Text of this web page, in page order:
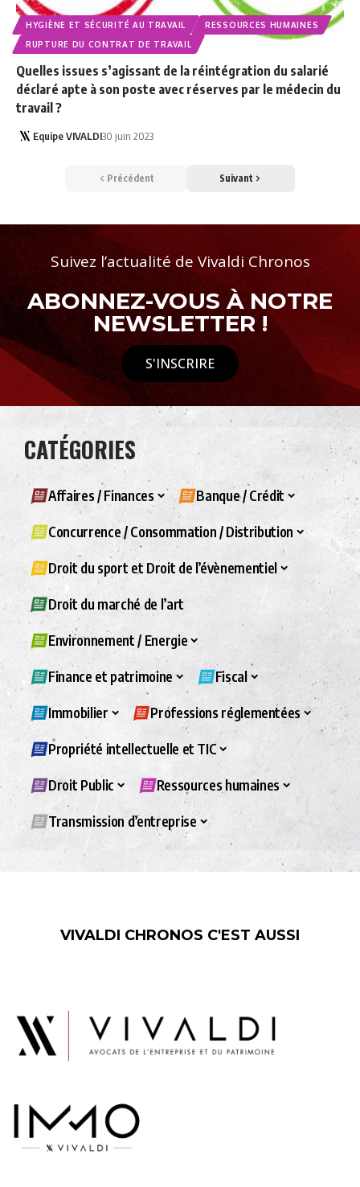
HYGIÈNE ET SÉCURITÉ AU TRAVAIL
RESSOURCES HUMAINES
RUPTURE DU CONTRAT DE TRAVAIL
Quelles issues s’agissant de la réintégration du salarié
déclaré apte à son poste avec réserves par le médecin du
travail ?
Equipe VIVALDI30 juin 2023
Précédent Suivant
Suivez l’actualité de Vivaldi Chronos
ABONNEZ-VOUS À NOTRE
NEWSLETTER !
S'INSCRIRE
CATÉGORIES
Affaires / Finances Banque / Crédit
Concurrence / Consommation / Distribution
Droit du sport et Droit de l’évènementiel
Droit du marché de l’art
Environnement / Energie
Finance et patrimoine Fiscal
Immobilier Professions réglementées
Propriété intellectuelle et TIC
Droit Public Ressources humaines
Transmission d’entreprise
VIVALDI CHRONOS C'EST AUSSI